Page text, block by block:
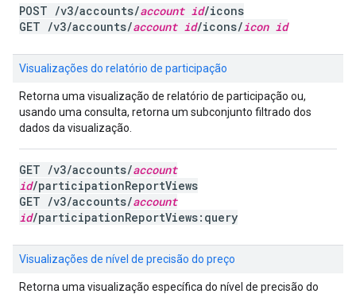
POST /v3/accounts/account id/icons
GET /v3/accounts/account id/icons/icon id
Visualizações do relatório de participação
Retorna uma visualização de relatório de participação ou,
usando uma consulta, retorna um subconjunto filtrado dos
dados da visualização.
GET /v3/accounts/account
id/participationReportViews
GET /v3/accounts/account
id/participationReportViews:query
Visualizações de nível de precisão do preço
Retorna uma visualização específica do nível de precisão do